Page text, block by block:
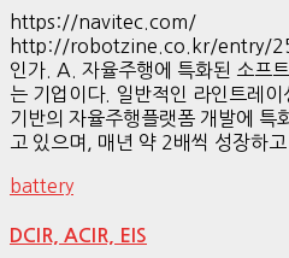
https://navitec.com/
http://robotzine.co.kr/entry/
인가. A. 자율주행에 특화된 소프
는 기업이다. 일반적인 라인트레
기반의 자율주행플랫폼 개발에 특
고 있으며, 매년 약 2배씩 성장하
battery
DCIR, ACIR, EIS